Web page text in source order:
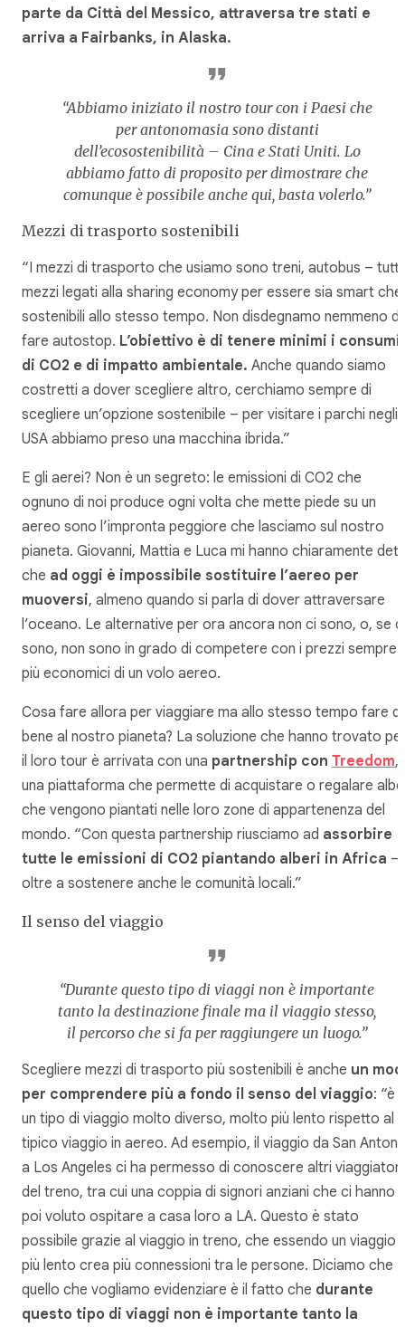
parte da Città del Messico, attraversa tre stati e
arriva a Fairbanks, in Alaska.
“Abbiamo iniziato il nostro tour con i Paesi che
per antonomasia sono distanti
dell’ecosostenibilità – Cina e Stati Uniti. Lo
abbiamo fatto di proposito per dimostrare che
comunque è possibile anche qui, basta volerlo.”
Mezzi di trasporto sostenibili
“I mezzi di trasporto che usiamo sono treni, autobus – tutti
mezzi legati alla sharing economy per essere sia smart che
sostenibili allo stesso tempo. Non disdegnamo nemmeno di
fare autostop. L’obiettivo è di tenere minimi i consumi
di CO2 e di impatto ambientale. Anche quando siamo
costretti a dover scegliere altro, cerchiamo sempre di
scegliere un’opzione sostenibile – per visitare i parchi negli
USA abbiamo preso una macchina ibrida.”
E gli aerei? Non è un segreto: le emissioni di CO2 che
ognuno di noi produce ogni volta che mette piede su un
aereo sono l’impronta peggiore che lasciamo sul nostro
pianeta. Giovanni, Mattia e Luca mi hanno chiaramente
che ad oggi è impossibile sostituire l’aereo per
muoversi, almeno quando si parla di dover attraversare
l’oceano. Le alternative per ora ancora non ci sono, o, se ci
sono, non sono in grado di competere con i prezzi sempre
più economici di un volo aereo.
Cosa fare allora per viaggiare ma allo stesso tempo fare
bene al nostro pianeta? La soluzione che hanno trovato
il loro tour è arrivata con una partnership con Treedom,
una piattaforma che permette di acquistare o regalare
che vengono piantati nelle loro zone di appartenenza del
mondo. “Con questa partnership riusciamo ad assorbire
tutte le emissioni di CO2 piantando alberi in Africa –
oltre a sostenere anche le comunità locali.”
Il senso del viaggio
“Durante questo tipo di viaggi non è importante
tanto la destinazione finale ma il viaggio stesso,
il percorso che si fa per raggiungere un luogo.”
Scegliere mezzi di trasporto più sostenibili è anche un
per comprendere più a fondo il senso del viaggio: “è
un tipo di viaggio molto diverso, molto più lento rispetto al
tipico viaggio in aereo. Ad esempio, il viaggio da San
a Los Angeles ci ha permesso di conoscere altri viaggiatori
del treno, tra cui una coppia di signori anziani che ci hanno
poi voluto ospitare a casa loro a LA. Questo è stato
possibile grazie al viaggio in treno, che essendo un viaggio
più lento crea più connessioni tra le persone. Diciamo che
quello che vogliamo evidenziare è il fatto che durante
questo tipo di viaggi non è importante tanto la